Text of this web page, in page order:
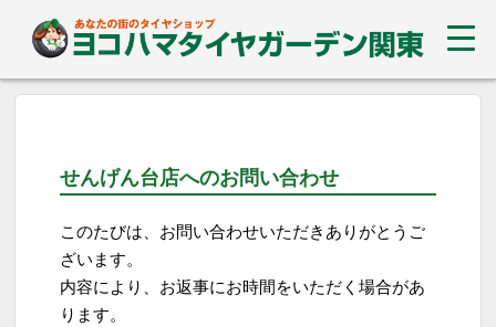
せんげん台店へのお問い合わせ
このたびは、お問い合わせいただきありがとうご
ざいます。
内容により、お返事にお時間をいただく場合があ
ります。